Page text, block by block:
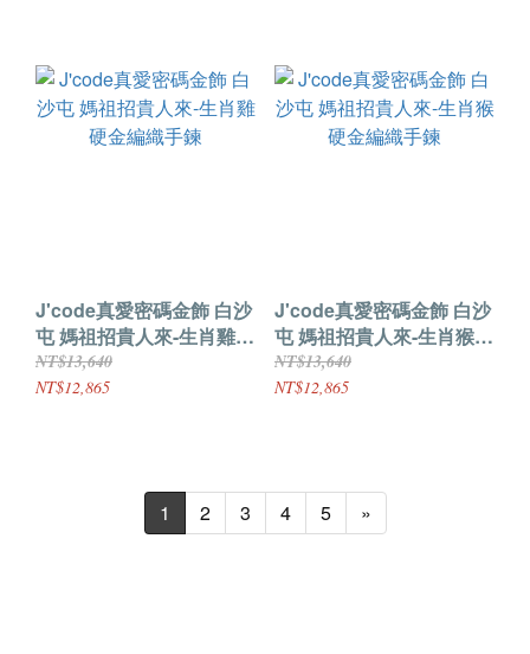
J'code真愛密碼金飾 白沙
屯 媽祖招貴人來-生肖雞
硬金編織手鍊
NT$13,640
NT$12,865
J'code真愛密碼金飾 白沙
屯 媽祖招貴人來-生肖猴
硬金編織手鍊
NT$13,640
NT$12,865
1 2 3 4 5 »